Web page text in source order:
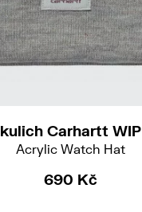
kulich Carhartt WIP
Acrylic Watch Hat
690 Kč